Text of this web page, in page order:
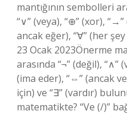
mantığının sembolleri
“∨” (veya), “⊕” (xor),
ancak eğer), “∀” (her
23 Ocak 2023Önerme
arasında “¬” (değil), “∧”
(ima eder), “⇔” (ancak
için) ve “∃” (vardır)
matematikte? “Ve (/)”